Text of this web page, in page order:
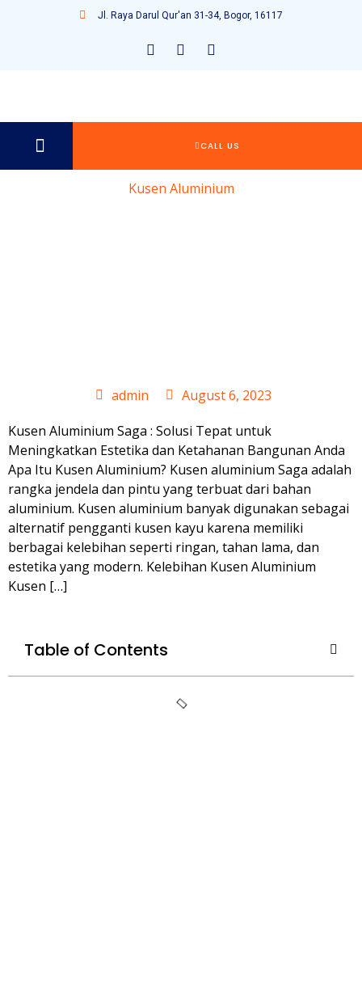
Jl. Raya Darul Qur'an 31-34, Bogor, 16117
CALL US
Kusen Aluminium
admin
August 6, 2023
Kusen Aluminium Saga : Solusi Tepat untuk
Meningkatkan Estetika dan Ketahanan Bangunan Anda
Apa Itu Kusen Aluminium? Kusen aluminium Saga adalah
rangka jendela dan pintu yang terbuat dari bahan
aluminium. Kusen aluminium banyak digunakan sebagai
alternatif pengganti kusen kayu karena memiliki
berbagai kelebihan seperti ringan, tahan lama, dan
estetika yang modern. Kelebihan Kusen Aluminium
Kusen […]
Table of Contents